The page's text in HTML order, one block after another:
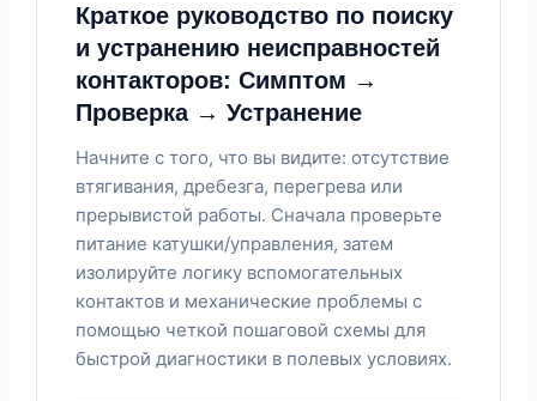
Краткое руководство по поиску
и устранению неисправностей
контакторов: Симптом →
Проверка → Устранение
Начните с того, что вы видите: отсутствие
втягивания, дребезга, перегрева или
прерывистой работы. Сначала проверьте
питание катушки/управления, затем
изолируйте логику вспомогательных
контактов и механические проблемы с
помощью четкой пошаговой схемы для
быстрой диагностики в полевых условиях.